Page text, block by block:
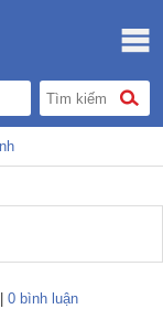
0 bình luận